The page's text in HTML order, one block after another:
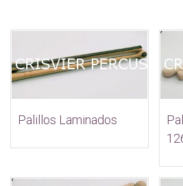
Palillos Laminados